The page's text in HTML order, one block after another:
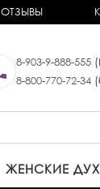
ОТЗЫВЫ
8-903-9-888-555
8-800-770-72-34
ЖЕНСКИЕ